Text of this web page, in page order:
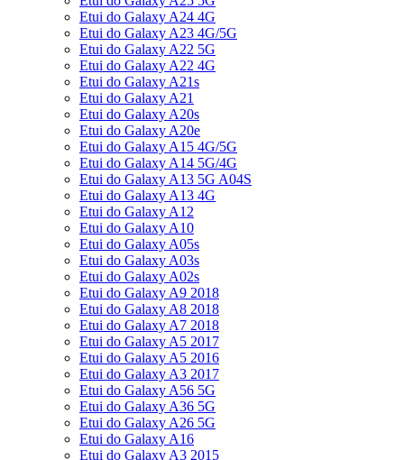
Etui do Galaxy A24 4G
Etui do Galaxy A23 4G/5G
Etui do Galaxy A22 5G
Etui do Galaxy A22 4G
Etui do Galaxy A21s
Etui do Galaxy A21
Etui do Galaxy A20s
Etui do Galaxy A20e
Etui do Galaxy A15 4G/5G
Etui do Galaxy A14 5G/4G
Etui do Galaxy A13 5G A04S
Etui do Galaxy A13 4G
Etui do Galaxy A12
Etui do Galaxy A10
Etui do Galaxy A05s
Etui do Galaxy A03s
Etui do Galaxy A02s
Etui do Galaxy A9 2018
Etui do Galaxy A8 2018
Etui do Galaxy A7 2018
Etui do Galaxy A5 2017
Etui do Galaxy A5 2016
Etui do Galaxy A3 2017
Etui do Galaxy A56 5G
Etui do Galaxy A36 5G
Etui do Galaxy A26 5G
Etui do Galaxy A16
Etui do Galaxy A3 2015